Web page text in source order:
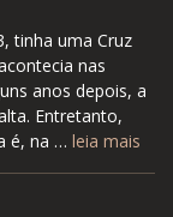
tinha uma Cruz
nas
anos depois, a
Entretanto,
é, na … leia mais